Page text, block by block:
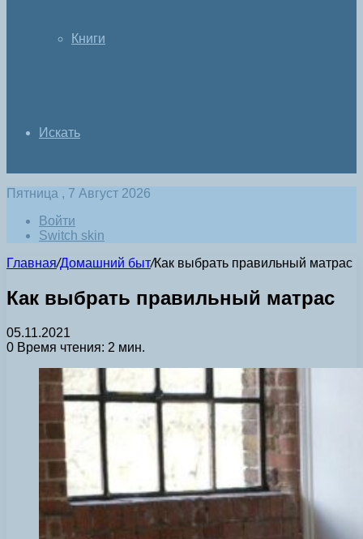
Книги
Искать
Пятница , 7 Август 2026
Войти
Switch skin
Главная/Домашний быт/Как выбрать правильный матрас
Как выбрать правильный матрас
05.11.2021
0 Время чтения: 2 мин.